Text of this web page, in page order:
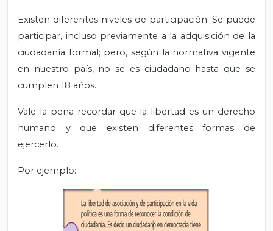
Existen diferentes niveles de participación. Se puede
participar, incluso previamente a la adquisición de la
ciudadanía formal; pero, según la normativa vigente
en nuestro país, no se es ciudadano hasta que se
cumplen 18 años.
Vale la pena recordar que la libertad es un derecho
humano y que existen diferentes formas de
ejercerlo.
Por ejemplo: